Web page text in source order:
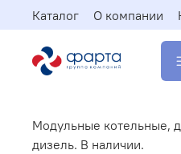
Каталог О компании
Модульные котельные,
дизель. В наличии.